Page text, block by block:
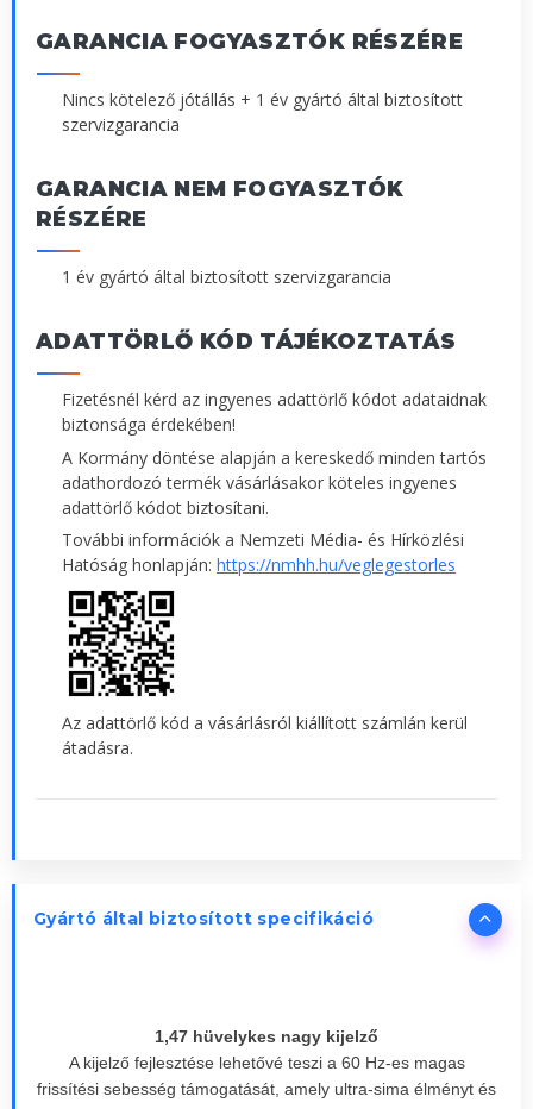
GARANCIA FOGYASZTÓK RÉSZÉRE
Nincs kötelező jótállás + 1 év gyártó által biztosított
szervizgarancia
GARANCIA NEM FOGYASZTÓK
RÉSZÉRE
1 év gyártó által biztosított szervizgarancia
ADATTÖRLŐ KÓD TÁJÉKOZTATÁS
Fizetésnél kérd az ingyenes adattörlő kódot adataidnak
biztonsága érdekében!
A Kormány döntése alapján a kereskedő minden tartós
adathordozó termék vásárlásakor köteles ingyenes
adattörlő kódot biztosítani.
További információk a Nemzeti Média- és Hírközlési
Hatóság honlapján: https://nmhh.hu/veglegestorles
Az adattörlő kód a vásárlásról kiállított számlán kerül
átadásra.
Gyártó által biztosított specifikáció
1,47 hüvelykes nagy kijelző
A kijelző fejlesztése lehetővé teszi a 60 Hz-es magas
frissítési sebesség támogatását, amely ultra-sima élményt és